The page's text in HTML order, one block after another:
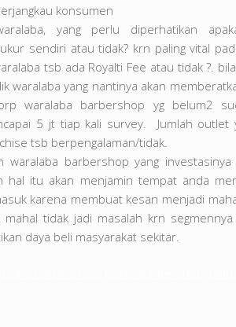
konsumen
yang perlu diperhatikan
sendiri atau tidak? krn paling vital
tsb ada Royalti Fee atau tidak ?.
waralaba yang nantinya akan
waralaba barbershop yg belum2
5 jt tiap kali survey. Jumlah outlet
tsb berpengalaman/tidak.
waralaba barbershop yang
hal itu akan menjamin tempat anda
karena membuat kesan menjadi
mahal tidak jadi masalah krn
daya beli masyarakat sekitar.